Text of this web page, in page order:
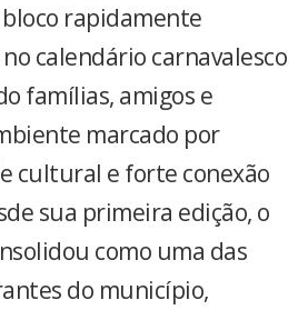
bloco rapidamente
calendário carnavalesco
famílias, amigos e
marcado por
cultural e forte conexão
sua primeira edição, o
como uma das
do município,